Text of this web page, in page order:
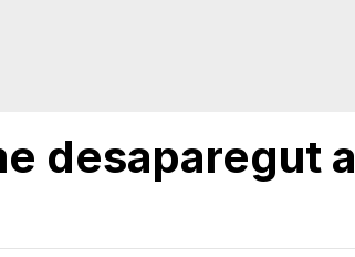
desaparegut a